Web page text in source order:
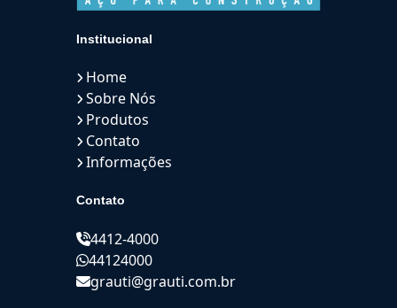
Institucional
Home
Sobre Nós
Produtos
Contato
Informações
Contato
4412-4000
44124000
grauti@grauti.com.br